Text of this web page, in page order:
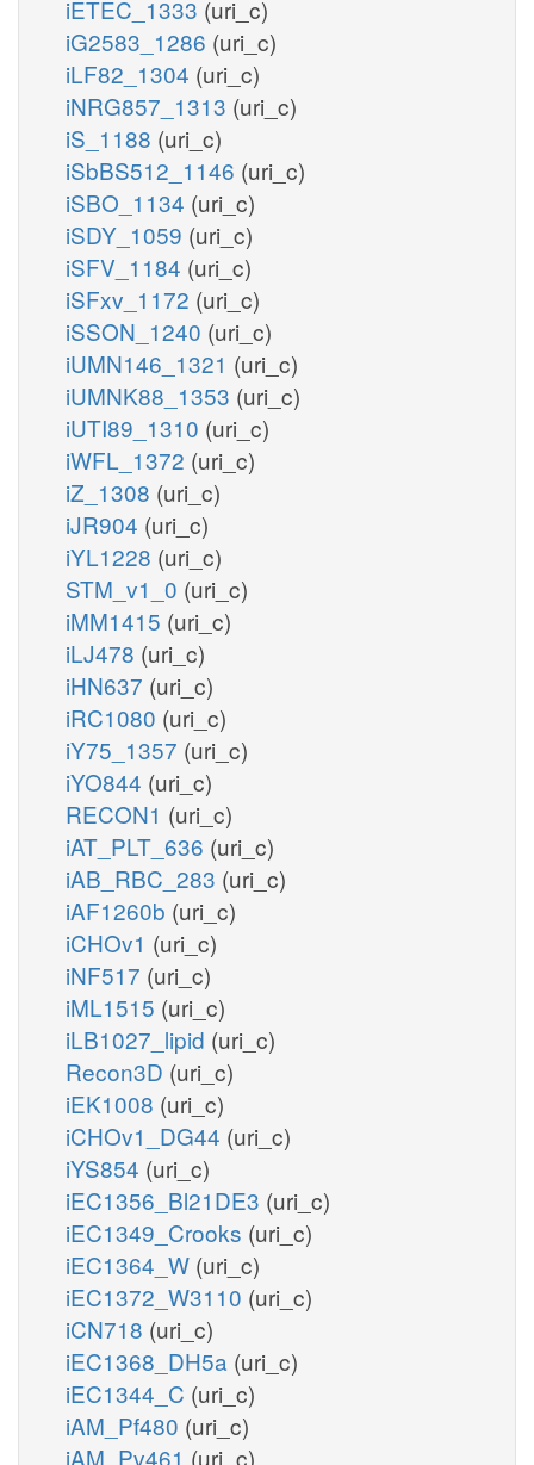
iETEC_1333 (uri_c)
iG2583_1286 (uri_c)
iLF82_1304 (uri_c)
iNRG857_1313 (uri_c)
iS_1188 (uri_c)
iSbBS512_1146 (uri_c)
iSBO_1134 (uri_c)
iSDY_1059 (uri_c)
iSFV_1184 (uri_c)
iSFxv_1172 (uri_c)
iSSON_1240 (uri_c)
iUMN146_1321 (uri_c)
iUMNK88_1353 (uri_c)
iUTI89_1310 (uri_c)
iWFL_1372 (uri_c)
iZ_1308 (uri_c)
iJR904 (uri_c)
iYL1228 (uri_c)
STM_v1_0 (uri_c)
iMM1415 (uri_c)
iLJ478 (uri_c)
iHN637 (uri_c)
iRC1080 (uri_c)
iY75_1357 (uri_c)
iYO844 (uri_c)
RECON1 (uri_c)
iAT_PLT_636 (uri_c)
iAB_RBC_283 (uri_c)
iAF1260b (uri_c)
iCHOv1 (uri_c)
iNF517 (uri_c)
iML1515 (uri_c)
iLB1027_lipid (uri_c)
Recon3D (uri_c)
iEK1008 (uri_c)
iCHOv1_DG44 (uri_c)
iYS854 (uri_c)
iEC1356_Bl21DE3 (uri_c)
iEC1349_Crooks (uri_c)
iEC1364_W (uri_c)
iEC1372_W3110 (uri_c)
iCN718 (uri_c)
iEC1368_DH5a (uri_c)
iEC1344_C (uri_c)
iAM_Pf480 (uri_c)
iAM_Pv461 (uri_c)